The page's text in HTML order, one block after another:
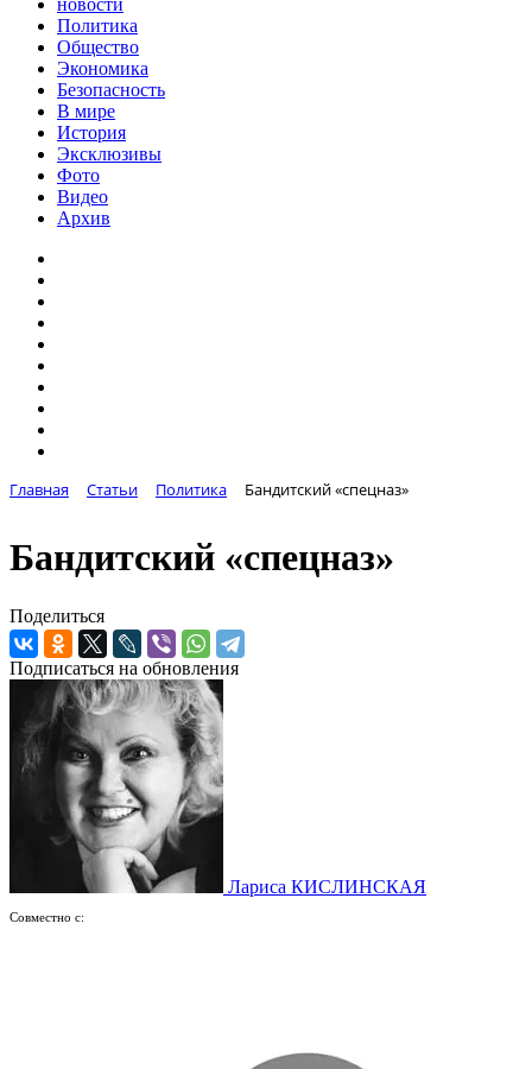
новости
Политика
Общество
Экономика
Безопасность
В мире
История
Эксклюзивы
Фото
Видео
Архив
Главная Статьи Политика Бандитский «спецназ»
Бандитский «спецназ»
Поделиться
Подписаться на обновления
Лариса КИСЛИНСКАЯ
Совместно с: